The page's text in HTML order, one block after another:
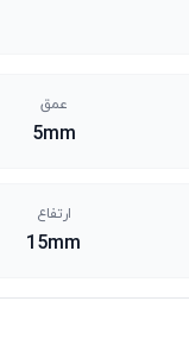
عمق
5mm
ارتفاع
15mm